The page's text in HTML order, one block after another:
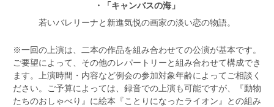
・「キャンバスの海」
若いバレリーナと新進気悦の画家の淡い恋の物語。
※一回の上演は、二本の作品を組み合わせての公演が基本です。
ご要望によって、その他のレパートリーと組み合わせて構成でき
ます。上演時間・内容など例会の参加対象年齢によってご相談く
ださい。ご予算によっては、録音での上演も可能ですが、『動物
たちのおしゃべり』に絵本『ことりになったライオン』との組み